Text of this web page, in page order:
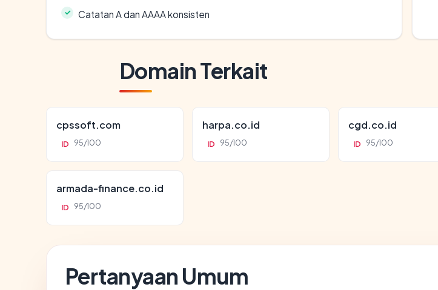
Catatan A dan AAAA konsisten
Domain Terkait
cpssoft.com
ID 95/100
harpa.co.id
ID 95/100
cgd.co.id
ID 95/100
armada-finance.co.id
ID 95/100
Pertanyaan Umum